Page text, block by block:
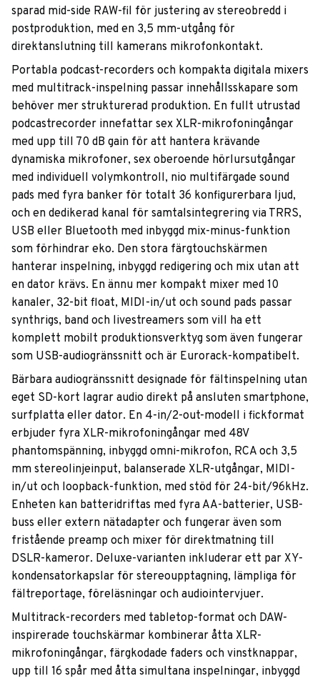
sparad mid-side RAW-fil för justering av stereobredd i
postproduktion, med en 3,5 mm-utgång för
direktanslutning till kamerans mikrofonkontakt.
Portabla podcast-recorders och kompakta digitala mixers
med multitrack-inspelning passar innehållsskapare som
behöver mer strukturerad produktion. En fullt utrustad
podcastrecorder innefattar sex XLR-mikrofoningångar
med upp till 70 dB gain för att hantera krävande
dynamiska mikrofoner, sex oberoende hörlursutgångar
med individuell volymkontroll, nio multifärgade sound
pads med fyra banker för totalt 36 konfigurerbara ljud,
och en dedikerad kanal för samtalsintegrering via TRRS,
USB eller Bluetooth med inbyggd mix-minus-funktion
som förhindrar eko. Den stora färgtouchskärmen
hanterar inspelning, inbyggd redigering och mix utan att
en dator krävs. En ännu mer kompakt mixer med 10
kanaler, 32-bit float, MIDI-in/ut och sound pads passar
synthrigs, band och livestreamers som vill ha ett
komplett mobilt produktionsverktyg som även fungerar
som USB-audiogränssnitt och är Eurorack-kompatibelt.
Bärbara audiogränssnitt designade för fältinspelning utan
eget SD-kort lagrar audio direkt på ansluten smartphone,
surfplatta eller dator. En 4-in/2-out-modell i fickformat
erbjuder fyra XLR-mikrofoningångar med 48V
phantomspänning, inbyggd omni-mikrofon, RCA och 3,5
mm stereolinjeinput, balanserade XLR-utgångar, MIDI-
in/ut och loopback-funktion, med stöd för 24-bit/96kHz.
Enheten kan batteridriftas med fyra AA-batterier, USB-
buss eller extern nätadapter och fungerar även som
fristående preamp och mixer för direktmatning till
DSLR-kameror. Deluxe-varianten inkluderar ett par XY-
kondensatorkapslar för stereoupptagning, lämpliga för
fältreportage, föreläsningar och audiointervjuer.
Multitrack-recorders med tabletop-format och DAW-
inspirerade touchskärmar kombinerar åtta XLR-
mikrofoningångar, färgkodade faders och vinstknappar,
upp till 16 spår med åtta simultana inspelningar, inbyggd